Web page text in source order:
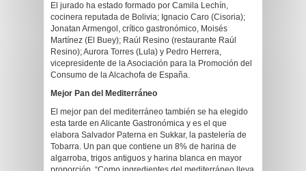
El jurado ha estado formado por Camila Lechín,
cocinera reputada de Bolivia; Ignacio Caro (Cisoria);
Jonatan Armengol, crítico gastronómico, Moisés
Martínez (El Buey); Raúl Resino (restaurante Raúl
Resino); Aurora Torres (Lula) y Pedro Herrera,
vicepresidente de la Asociación para la Promoción del
Consumo de la Alcachofa de España.
Mejor Pan del Mediterráneo
El mejor pan del mediterráneo también se ha elegido
esta tarde en Alicante Gastronómica y es el que
elabora Salvador Paterna en Sukkar, la pastelería de
Tobarra. Un pan que contiene un 8% de harina de
algarroba, trigos antiguos y harina blanca en mayor